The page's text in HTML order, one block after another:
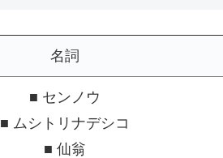
名詞
■ センノウ
■ ムシトリナデシコ
■ 仙翁